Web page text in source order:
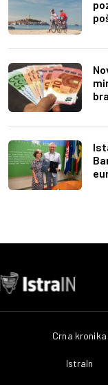
Crna kronika
IstraIn